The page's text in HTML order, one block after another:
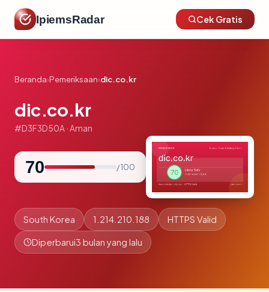
IpiemsRadar Cek Gratis
Beranda›Pemeriksaan›dic.co.kr
dic.co.kr
#D3F3D50A · Aman
70 / 100
South Korea 1.214.210.188 HTTPS Valid
Diperbarui3 bulan yang lalu